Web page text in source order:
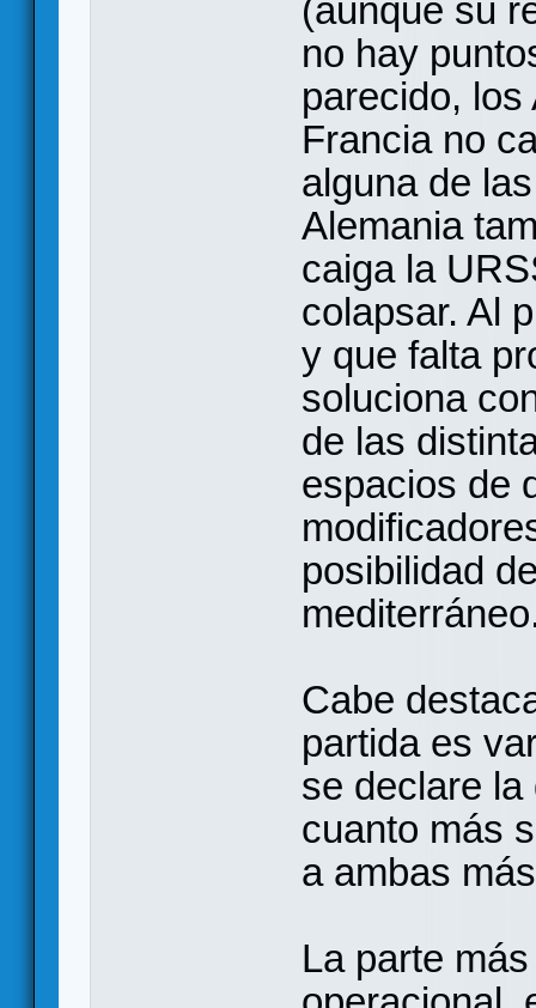
(aunque su
no hay
parecido,
Francia no
alguna de
Alemania
caiga la
colapsar. Al
y que falta
soluciona
de las
espacios de
posibilidad
Cabe
partida es
se declare
cuanto más
a ambas
La parte